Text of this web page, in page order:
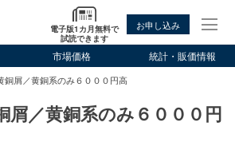
電子版1カ月無料で
試読できます
お申し込み
市場価格 統計・販価情報
銅屑／黄銅系のみ６０００円高
屑／黄銅系のみ６０００円